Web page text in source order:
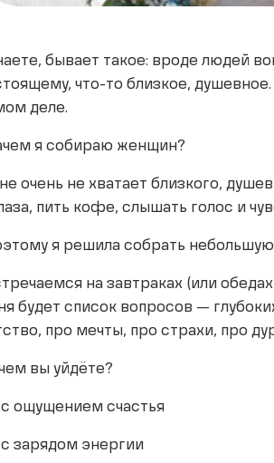
бывает такое: вроде людей
что-то близкое,
деле.
я собираю женщин?
очень не хватает близкого,
пить кофе, слышать голос и
я решила собрать
на завтраках (или
будет список вопросов —
про мечты, про страхи, про
вы уйдёте?
ощущением счастья
зарядом энергии